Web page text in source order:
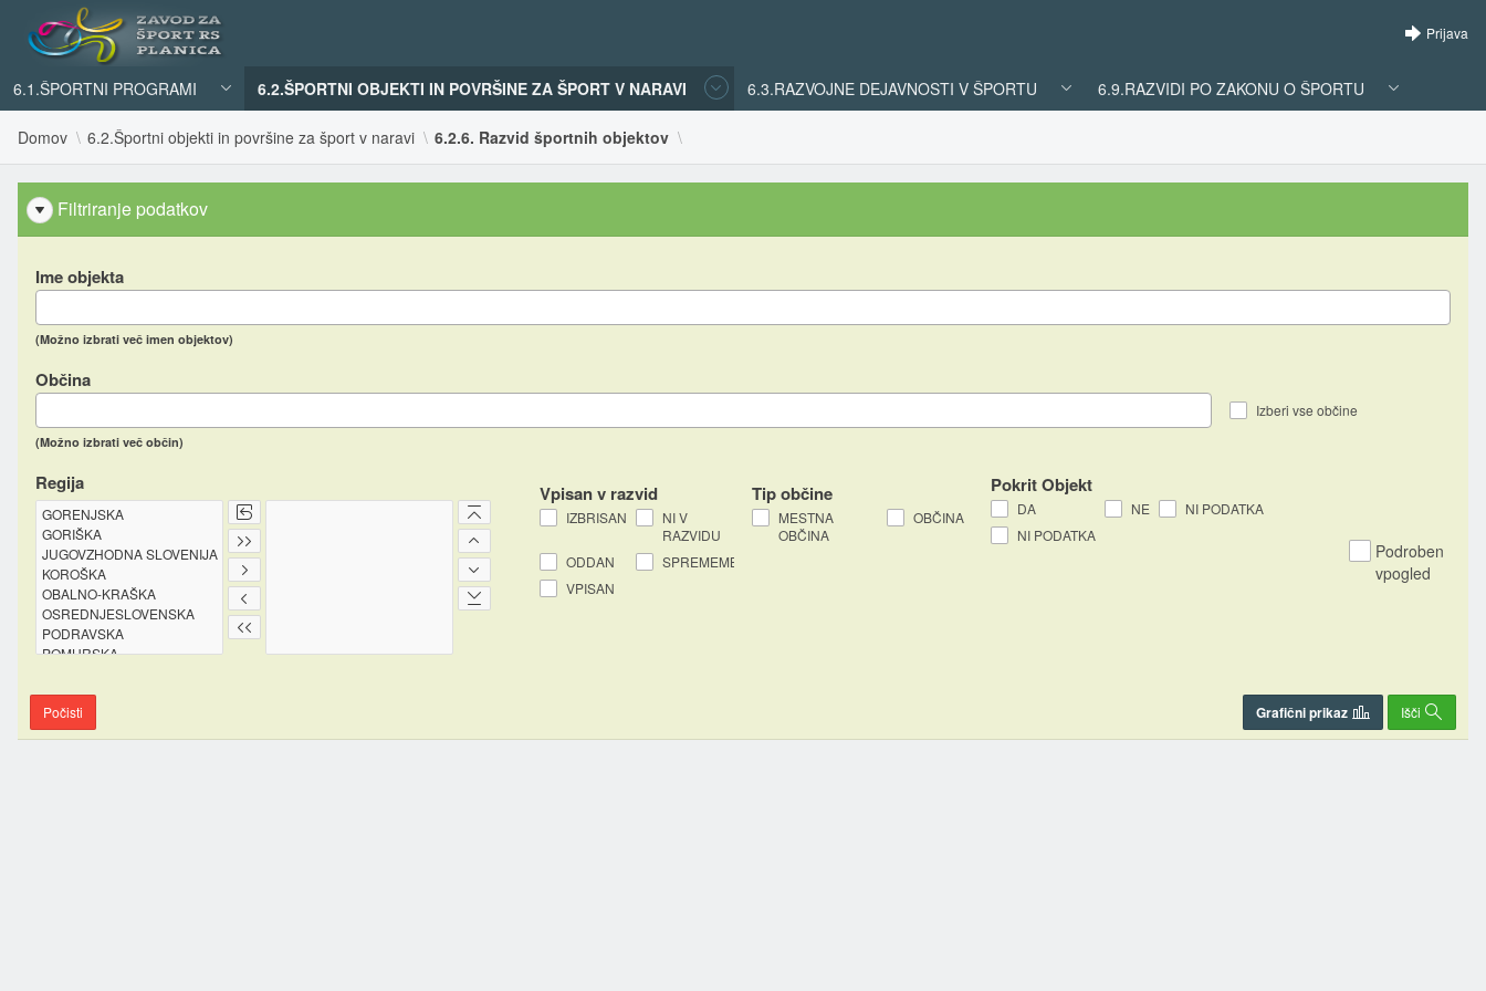
Prijava
6.1.ŠPORTNI PROGRAMI 6.2.ŠPORTNI OBJEKTI IN POVRŠINE ZA ŠPORT V NARAVI 6.3.RAZVOJNE DEJAVNOSTI V ŠPORTU 6.9.RAZVIDI PO ZAKONU O ŠPORTU
Domov 6.2.Športni objekti in površine za šport v naravi 6.2.6. Razvid športnih objektov
Filtriranje podatkov
Ime objekta
(Možno izbrati več imen objektov)
Občina
(Možno izbrati več občin)
Izberi vse občine
Regija Vpisan v razvid
IZBRISAN
NI V
RAZVIDU
ODDAN
SPREMEMBA
VPISAN
Tip občine
MESTNA
OBČINA
OBČINA
Pokrit Objekt
DA NE
NI PODATKA
NI PODATKA
Podroben
vpogled
Počisti Grafični prikaz Išči